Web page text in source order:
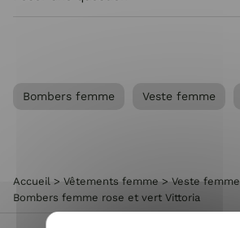
Bombers femme Veste femme
Accueil > Vêtements femme > Veste femme
Bombers femme rose et vert Vittoria